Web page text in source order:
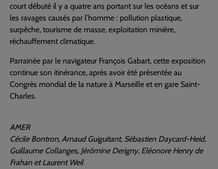
court débuté il y a quatre ans portant sur les océans et sur
les ravages causés par l’homme : pollution plastique,
surpêche, tourisme de masse, exploitation minière,
réchauffement climatique.
Parrainée par le navigateur François Gabart, cette exposition
continue son itinérance, après avoir été présentée au
Congrès mondial de la nature à Marseille et en gare Saint-
Charles.
AMER
Cécile Bontron, Arnaud Guiguitant, Sébastien Daycard-Heid,
Guillaume Collanges, Jérômine Derigny, Eléonore Henry de
Frahan et Laurent Weil